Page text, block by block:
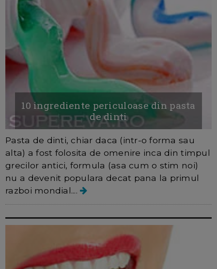
10 ingrediente periculoase din pasta
de dinti
Pasta de dinti, chiar daca (intr-o forma sau
alta) a fost folosita de omenire inca din timpul
grecilor antici, formula (asa cum o stim noi)
nu a devenit populara decat pana la primul
razboi mondial....